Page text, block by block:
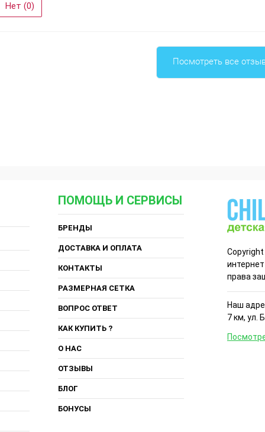
Нет (0)
Посмотреть все
ПОМОЩЬ И СЕРВИСЫ
БРЕНДЫ
ДОСТАВКА И ОПЛАТА
КОНТАКТЫ
РАЗМЕРНАЯ СЕТКА
ВОПРОС ОТВЕТ
КАК КУПИТЬ ?
О НАС
ОТЗЫВЫ
БЛОГ
БОНУСЫ
права
Наш
7 км, ул.